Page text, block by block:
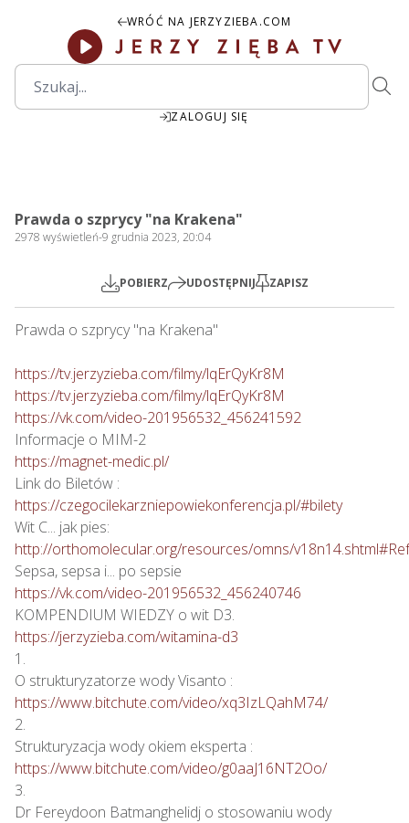
WRÓĆ NA JERZYZIEBA.COM
ZALOGUJ SIĘ
Play
Prawda o szprycy "na Krakena"
2978 wyświetleń-9 grudnia 2023, 20:04
POBIERZ UDOSTĘPNIJ ZAPISZ
Prawda o szprycy "na Krakena"
https://tv.jerzyzieba.com/filmy/lqErQyKr8M
https://tv.jerzyzieba.com/filmy/lqErQyKr8M
https://vk.com/video-201956532_456241592
https://magnet-medic.pl/
https://czegocilekarzniepowiekonferencja.pl/#bilety
http://orthomolecular.org/resources/omns/
https://vk.com/video-201956532_456240746
https://jerzyzieba.com/witamina-d3
1.
https://www.bitchute.com/video/xq3IzLQahM74/
2.
https://www.bitchute.com/video/g0aaJ16NT2Oo/
3.